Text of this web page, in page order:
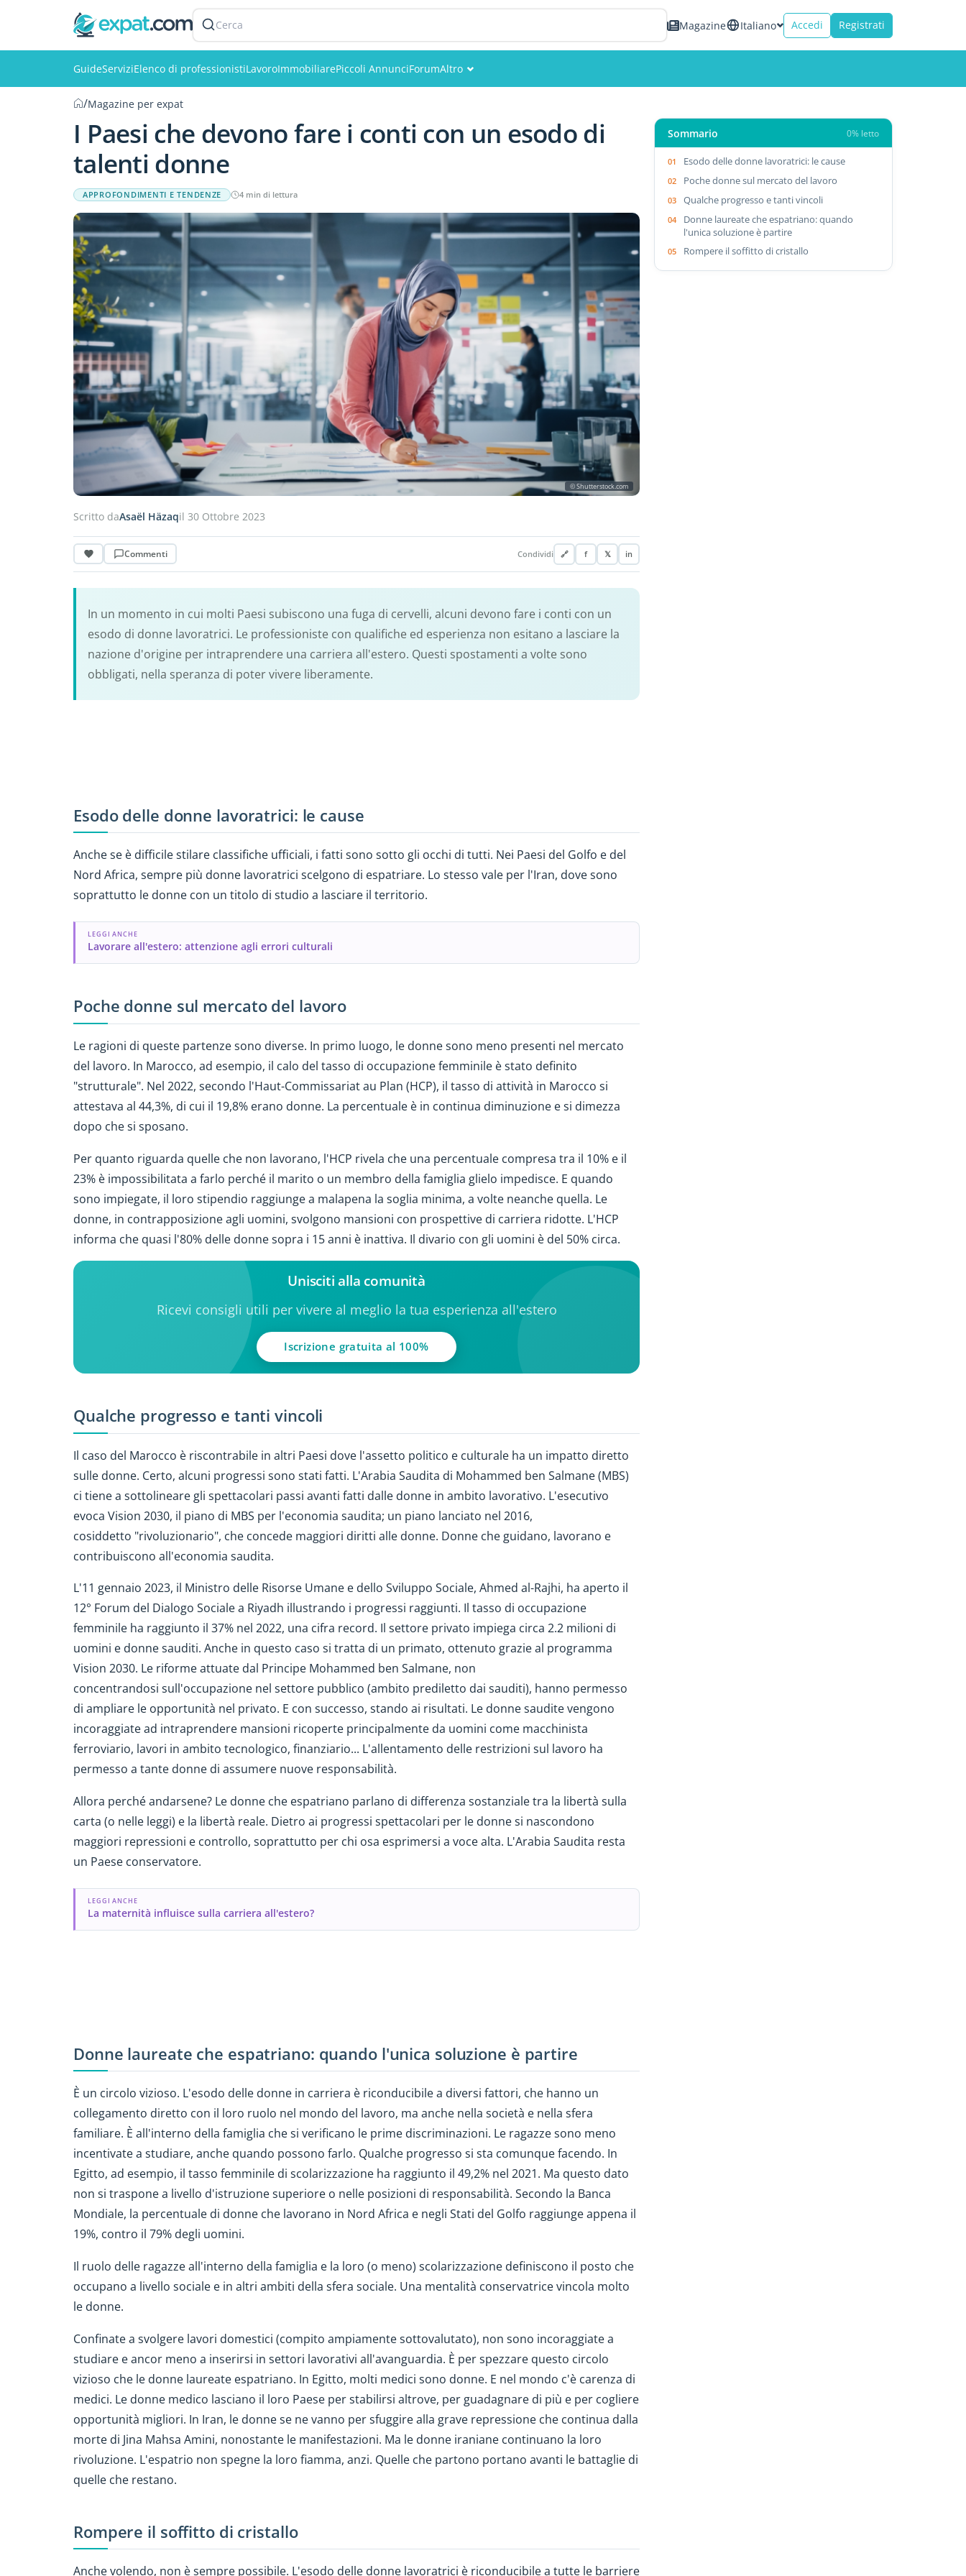
Cerca Magazine Italiano Accedi Registrati
GuideServiziElenco di professionistiLavoroImmobiliarePiccoli AnnunciForumAltro
Utenti
/Magazine per expat
I Paesi che devono fare i conti con un esodo di
talenti donne
APPROFONDIMENTI E TENDENZE 4 min di lettura
© Shutterstock.com
Scritto daAsaël Häzaqil 30 Ottobre 2023
Commenti Condividi 🔗 f 𝕏 in
In un momento in cui molti Paesi subiscono una fuga di cervelli, alcuni devono fare i conti con un
esodo di donne lavoratrici. Le professioniste con qualifiche ed esperienza non esitano a lasciare la
nazione d'origine per intraprendere una carriera all'estero. Questi spostamenti a volte sono
obbligati, nella speranza di poter vivere liberamente.
Esodo delle donne lavoratrici: le cause
Anche se è difficile stilare classifiche ufficiali, i fatti sono sotto gli occhi di tutti. Nei Paesi del Golfo e del
Nord Africa, sempre più donne lavoratrici scelgono di espatriare. Lo stesso vale per l'Iran, dove sono
soprattutto le donne con un titolo di studio a lasciare il territorio.
LEGGI ANCHE
Lavorare all'estero: attenzione agli errori culturali
Poche donne sul mercato del lavoro
Le ragioni di queste partenze sono diverse. In primo luogo, le donne sono meno presenti nel mercato
del lavoro. In Marocco, ad esempio, il calo del tasso di occupazione femminile è stato definito
"strutturale". Nel 2022, secondo l'Haut-Commissariat au Plan (HCP), il tasso di attività in Marocco si
attestava al 44,3%, di cui il 19,8% erano donne. La percentuale è in continua diminuzione e si dimezza
dopo che si sposano.
Per quanto riguarda quelle che non lavorano, l'HCP rivela che una percentuale compresa tra il 10% e il
23% è impossibilitata a farlo perché il marito o un membro della famiglia glielo impedisce. E quando
sono impiegate, il loro stipendio raggiunge a malapena la soglia minima, a volte neanche quella. Le
donne, in contrapposizione agli uomini, svolgono mansioni con prospettive di carriera ridotte. L'HCP
informa che quasi l'80% delle donne sopra i 15 anni è inattiva. Il divario con gli uomini è del 50% circa.
Unisciti alla comunità
Ricevi consigli utili per vivere al meglio la tua esperienza all'estero
Iscrizione gratuita al 100%
Qualche progresso e tanti vincoli
Il caso del Marocco è riscontrabile in altri Paesi dove l'assetto politico e culturale ha un impatto diretto
sulle donne. Certo, alcuni progressi sono stati fatti. L'Arabia Saudita di Mohammed ben Salmane (MBS)
ci tiene a sottolineare gli spettacolari passi avanti fatti dalle donne in ambito lavorativo. L'esecutivo
evoca Vision 2030, il piano di MBS per l'economia saudita; un piano lanciato nel 2016,
cosiddetto "rivoluzionario", che concede maggiori diritti alle donne. Donne che guidano, lavorano e
contribuiscono all'economia saudita.
L'11 gennaio 2023, il Ministro delle Risorse Umane e dello Sviluppo Sociale, Ahmed al-Rajhi, ha aperto il
12° Forum del Dialogo Sociale a Riyadh illustrando i progressi raggiunti. Il tasso di occupazione
femminile ha raggiunto il 37% nel 2022, una cifra record. Il settore privato impiega circa 2.2 milioni di
uomini e donne sauditi. Anche in questo caso si tratta di un primato, ottenuto grazie al programma
Vision 2030. Le riforme attuate dal Principe Mohammed ben Salmane, non
concentrandosi sull'occupazione nel settore pubblico (ambito prediletto dai sauditi), hanno permesso
di ampliare le opportunità nel privato. E con successo, stando ai risultati. Le donne saudite vengono
incoraggiate ad intraprendere mansioni ricoperte principalmente da uomini come macchinista
ferroviario, lavori in ambito tecnologico, finanziario... L'allentamento delle restrizioni sul lavoro ha
permesso a tante donne di assumere nuove responsabilità.
Allora perché andarsene? Le donne che espatriano parlano di differenza sostanziale tra la libertà sulla
carta (o nelle leggi) e la libertà reale. Dietro ai progressi spettacolari per le donne si nascondono
maggiori repressioni e controllo, soprattutto per chi osa esprimersi a voce alta. L'Arabia Saudita resta
un Paese conservatore.
LEGGI ANCHE
La maternità influisce sulla carriera all'estero?
Donne laureate che espatriano: quando l'unica soluzione è partire
È un circolo vizioso. L'esodo delle donne in carriera è riconducibile a diversi fattori, che hanno un
collegamento diretto con il loro ruolo nel mondo del lavoro, ma anche nella società e nella sfera
familiare. È all'interno della famiglia che si verificano le prime discriminazioni. Le ragazze sono meno
incentivate a studiare, anche quando possono farlo. Qualche progresso si sta comunque facendo. In
Egitto, ad esempio, il tasso femminile di scolarizzazione ha raggiunto il 49,2% nel 2021. Ma questo dato
non si traspone a livello d'istruzione superiore o nelle posizioni di responsabilità. Secondo la Banca
Mondiale, la percentuale di donne che lavorano in Nord Africa e negli Stati del Golfo raggiunge appena il
19%, contro il 79% degli uomini.
Il ruolo delle ragazze all'interno della famiglia e la loro (o meno) scolarizzazione definiscono il posto che
occupano a livello sociale e in altri ambiti della sfera sociale. Una mentalità conservatrice vincola molto
le donne.
Confinate a svolgere lavori domestici (compito ampiamente sottovalutato), non sono incoraggiate a
studiare e ancor meno a inserirsi in settori lavorativi all'avanguardia. È per spezzare questo circolo
vizioso che le donne laureate espatriano. In Egitto, molti medici sono donne. E nel mondo c'è carenza di
medici. Le donne medico lasciano il loro Paese per stabilirsi altrove, per guadagnare di più e per cogliere
opportunità migliori. In Iran, le donne se ne vanno per sfuggire alla grave repressione che continua dalla
morte di Jina Mahsa Amini, nonostante le manifestazioni. Ma le donne iraniane continuano la loro
rivoluzione. L'espatrio non spegne la loro fiamma, anzi. Quelle che partono portano avanti le battaglie di
quelle che restano.
Rompere il soffitto di cristallo
Anche volendo, non è sempre possibile. L'esodo delle donne lavoratrici è riconducibile a tutte le barriere
Sommario 0% letto
Esodo delle donne lavoratrici: le cause
Poche donne sul mercato del lavoro
Qualche progresso e tanti vincoli
Donne laureate che espatriano: quando
l'unica soluzione è partire
Rompere il soffitto di cristallo